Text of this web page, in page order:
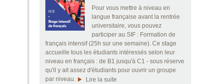
Pour vous mettre à niveau en
langue française avant la rentrée
universitaire, vous pouvez
participer au SIF : Formation de
français intensif (25h sur une semaine). Ce stage
accueille tous les étudiants intéressés selon leur
niveau en français : de B1 jusqu'à C1 - sous réserve
qu'il y ait assez d'étudiants pour ouvrir un groupe
par niveau.
Lire la suite